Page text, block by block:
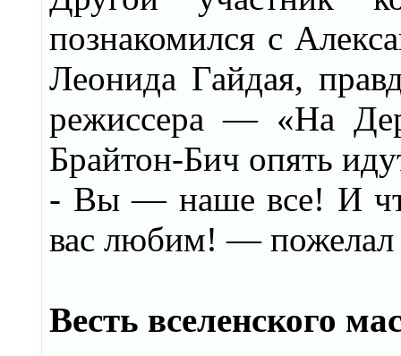
познакомился с
Леонида Гайдая,
режиссера — «На
Брайтон-Бич опять
- Вы — наше все! И
вас любим! — пожелал
Весть вселенского